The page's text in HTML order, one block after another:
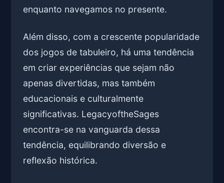
enquanto navegamos no presente.
Além disso, com a crescente popularidade
dos jogos de tabuleiro, há uma tendência
em criar experiências que sejam não
apenas divertidas, mas também
educacionais e culturalmente
significativas. LegacyoftheSages
encontra-se na vanguarda dessa
tendência, equilibrando diversão e
reflexão histórica.